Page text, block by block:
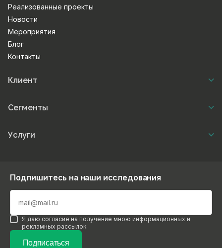
Реализованные проекты
Новости
Мероприятия
Блог
Контакты
Клиент
Сегменты
Услуги
Подпишитесь на наши исследования
Подписаться
Я даю согласие на получение мною информационных и
рекламных рассылок